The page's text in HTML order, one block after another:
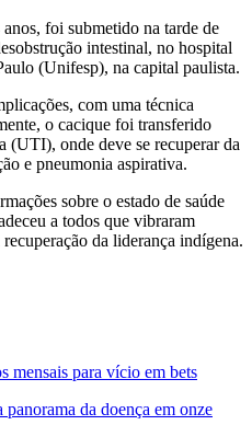
foi submetido na tarde de
intestinal, no hospital
(Unifesp), na capital paulista.
com uma técnica
o cacique foi transferido
(UTI), onde deve se recuperar da
e pneumonia aspirativa.
sobre o estado de saúde
a todos que vibraram
da liderança indígena.
mensais para vício em bets
da doença em onze